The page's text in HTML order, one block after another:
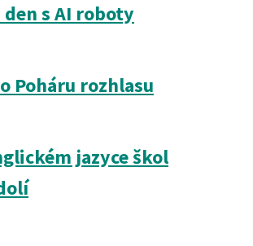
s AI roboty
Poháru rozhlasu
jazyce škol